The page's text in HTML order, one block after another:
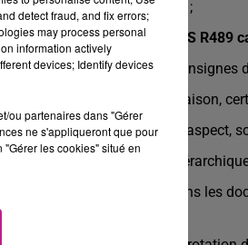
de contrôle, traçabilité) ;
MANIPULATION du CACES R489
des horaires et des consignes
de commande, bons de livraison,
la réception (température, aspect,
ou au responsable
nécessaires dans les
detect fraud, and fix errors;
may process personal
information actively
devices; Identify devices
ou partenaires dans "Gérer
ne s'appliqueront que pour
les cookies" situé en